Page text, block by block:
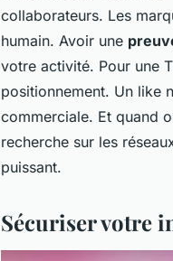
collaborateurs. Les
humain. Avoir une
votre activité. Pour une
positionnement. Un like
commerciale. Et quand
recherche sur les
puissant.
Sécuriser votre